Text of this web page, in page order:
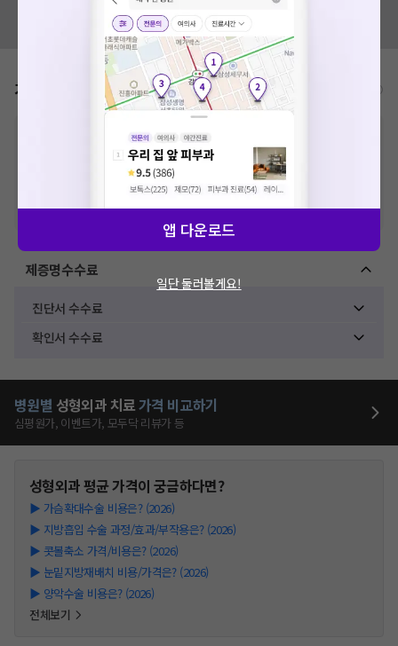
혹시 잘못된 병원정보가 있나요?
모두닥 팀에 알려주세요!
가격표 비급여/급여 진료란?
추가비용 등으로 실제 가격과 상이할 수 있으니, 정확
한 가격은 해당 의료기관에 직접 문의해주세요.
건강보험심사평가원에 고지되어 있는 급여 진료 기준 가
격입니다. (진료와 연관된 복합적인 비용이 추가되어, 병원마다 금액이 다르게
산정될 수 있는 점 참고 바랍니다.)
※ 이벤트가, 할인가는VAT 포함
제증명수수료
진단서 수수료
확인서 수수료
병원별 성형외과 치료가격 비교하기
심평원가, 이벤트가, 모두닥 리뷰가 등
성형외과평균 가격이 궁금하다면?
▶ 가슴확대수술 비용은? (2026)
▶ 지방흡입 수술 과정/효과/부작용은? (2026)
▶ 콧볼축소 가격/비용은? (2026)
▶ 눈밑지방재배치 비용/가격은? (2026)
▶ 양악수술 비용은? (2026)
전체보기
앱 다운로드
일단 둘러볼게요!